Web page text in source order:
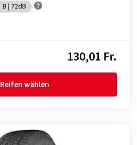
B | 72dB
130,01 Fr.
Reifen wählen